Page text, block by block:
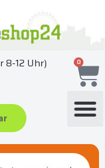
8-12 Uhr) 0